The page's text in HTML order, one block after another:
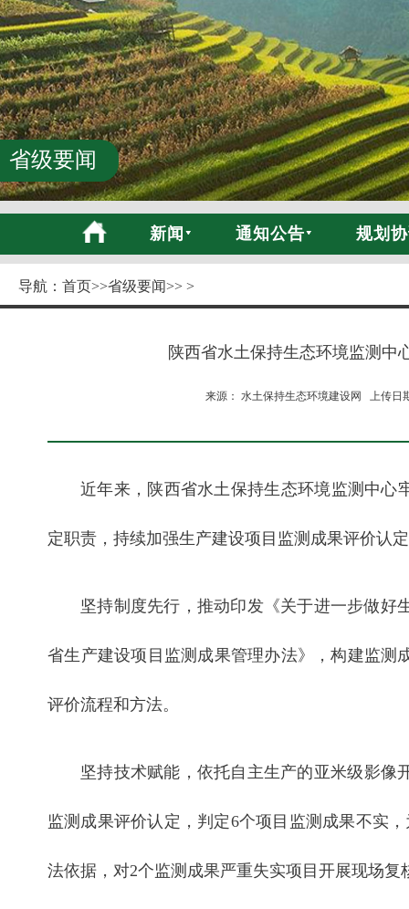
省级要闻
新闻 通知公告 规划
导航： 首页>>省级要闻>> >
陕西省水土保持生态环境监测中
来源： 水土保持生态环境建设网 上传日
近年来，陕西省水土保持生态环境监测中心
定职责，持续加强生产建设项目监测成果评价认
坚持制度先行，推动印发《关于进一步做好
省生产建设项目监测成果管理办法》，构建监测
评价流程和方法。
坚持技术赋能，依托自主生产的亚米级影像
监测成果评价认定，判定6个项目监测成果不实
法依据，对2个监测成果严重失实项目开展现场